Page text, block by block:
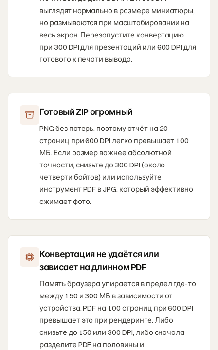
выглядят нормально в размере миниатюры,
но размываются при масштабировании на
весь экран. Перезапустите конвертацию
при 300 DPI для презентаций или 600 DPI для
готового к печати вывода.
Готовый ZIP огромный
PNG без потерь, поэтому отчёт на 20
страниц при 600 DPI легко превышает 100
МБ. Если размер важнее абсолютной
точности, снизьте до 300 DPI (около
четверти байтов) или используйте
инструмент PDF в JPG, который эффективно
сжимает фото.
Конвертация не удаётся или
зависает на длинном PDF
Память браузера упирается в предел где-то
между 150 и 300 МБ в зависимости от
устройства. PDF на 100 страниц при 600 DPI
превышает это при рендеринге. Либо
снизьте до 150 или 300 DPI, либо сначала
разделите PDF на половины и